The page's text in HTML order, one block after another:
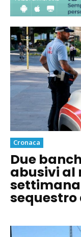
Cronaca
Due
abusivi al